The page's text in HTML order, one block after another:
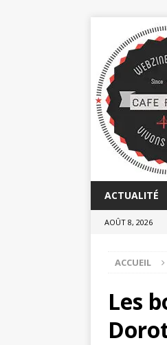
ACTUALITÉ
AOÛT 8, 2026
ACCUEIL
Les